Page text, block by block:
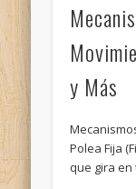
y Más
Polea Fija
que gira